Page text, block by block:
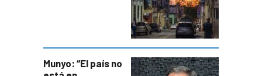
Munyo: “El país no